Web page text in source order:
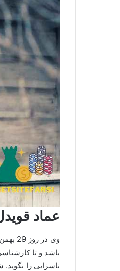
عماد
باشد و تا
ناسزایی را نگوید.